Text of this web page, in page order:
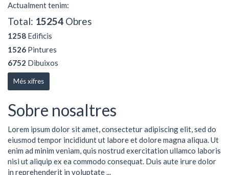
Actualment tenim:
Total: 15254 Obres
1258 Edificis
1526 Pintures
6752 Dibuixos
Més xifres
Sobre nosaltres
Lorem ipsum dolor sit amet, consectetur adipiscing elit, sed do
eiusmod tempor incididunt ut labore et dolore magna aliqua. Ut
enim ad minim veniam, quis nostrud exercitation ullamco laboris
nisi ut aliquip ex ea commodo consequat. Duis aute irure dolor
in reprehenderit in voluptate ...